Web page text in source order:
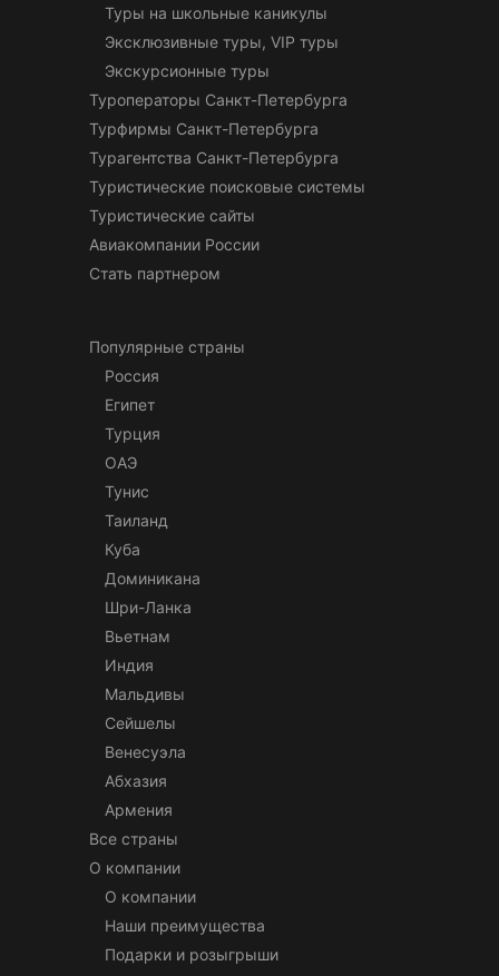
Туры на школьные каникулы
Эксклюзивные туры, VIP туры
Экскурсионные туры
Туроператоры Санкт-Петербурга
Турфирмы Санкт-Петербурга
Турагентства Санкт-Петербурга
Туристические поисковые системы
Туристические сайты
Авиакомпании России
Стать партнером
Популярные страны
Россия
Египет
Турция
ОАЭ
Тунис
Таиланд
Куба
Доминикана
Шри-Ланка
Вьетнам
Индия
Мальдивы
Сейшелы
Венесуэла
Абхазия
Армения
Все страны
О компании
О компании
Наши преимущества
Подарки и розыгрыши